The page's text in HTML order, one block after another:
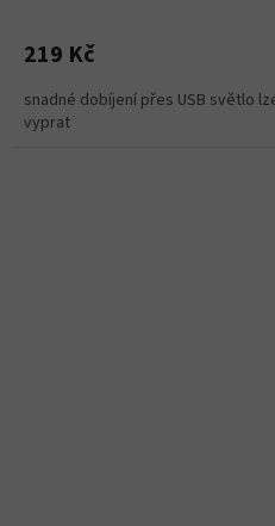
219 Kč
snadné dobíjení přes USB světlo
vyprat